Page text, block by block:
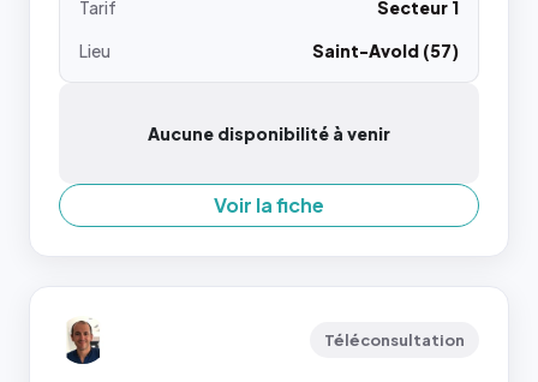
Tarif
Secteur 1
Lieu
Saint-Avold (57)
Aucune disponibilité à venir
Voir la fiche
Téléconsultation